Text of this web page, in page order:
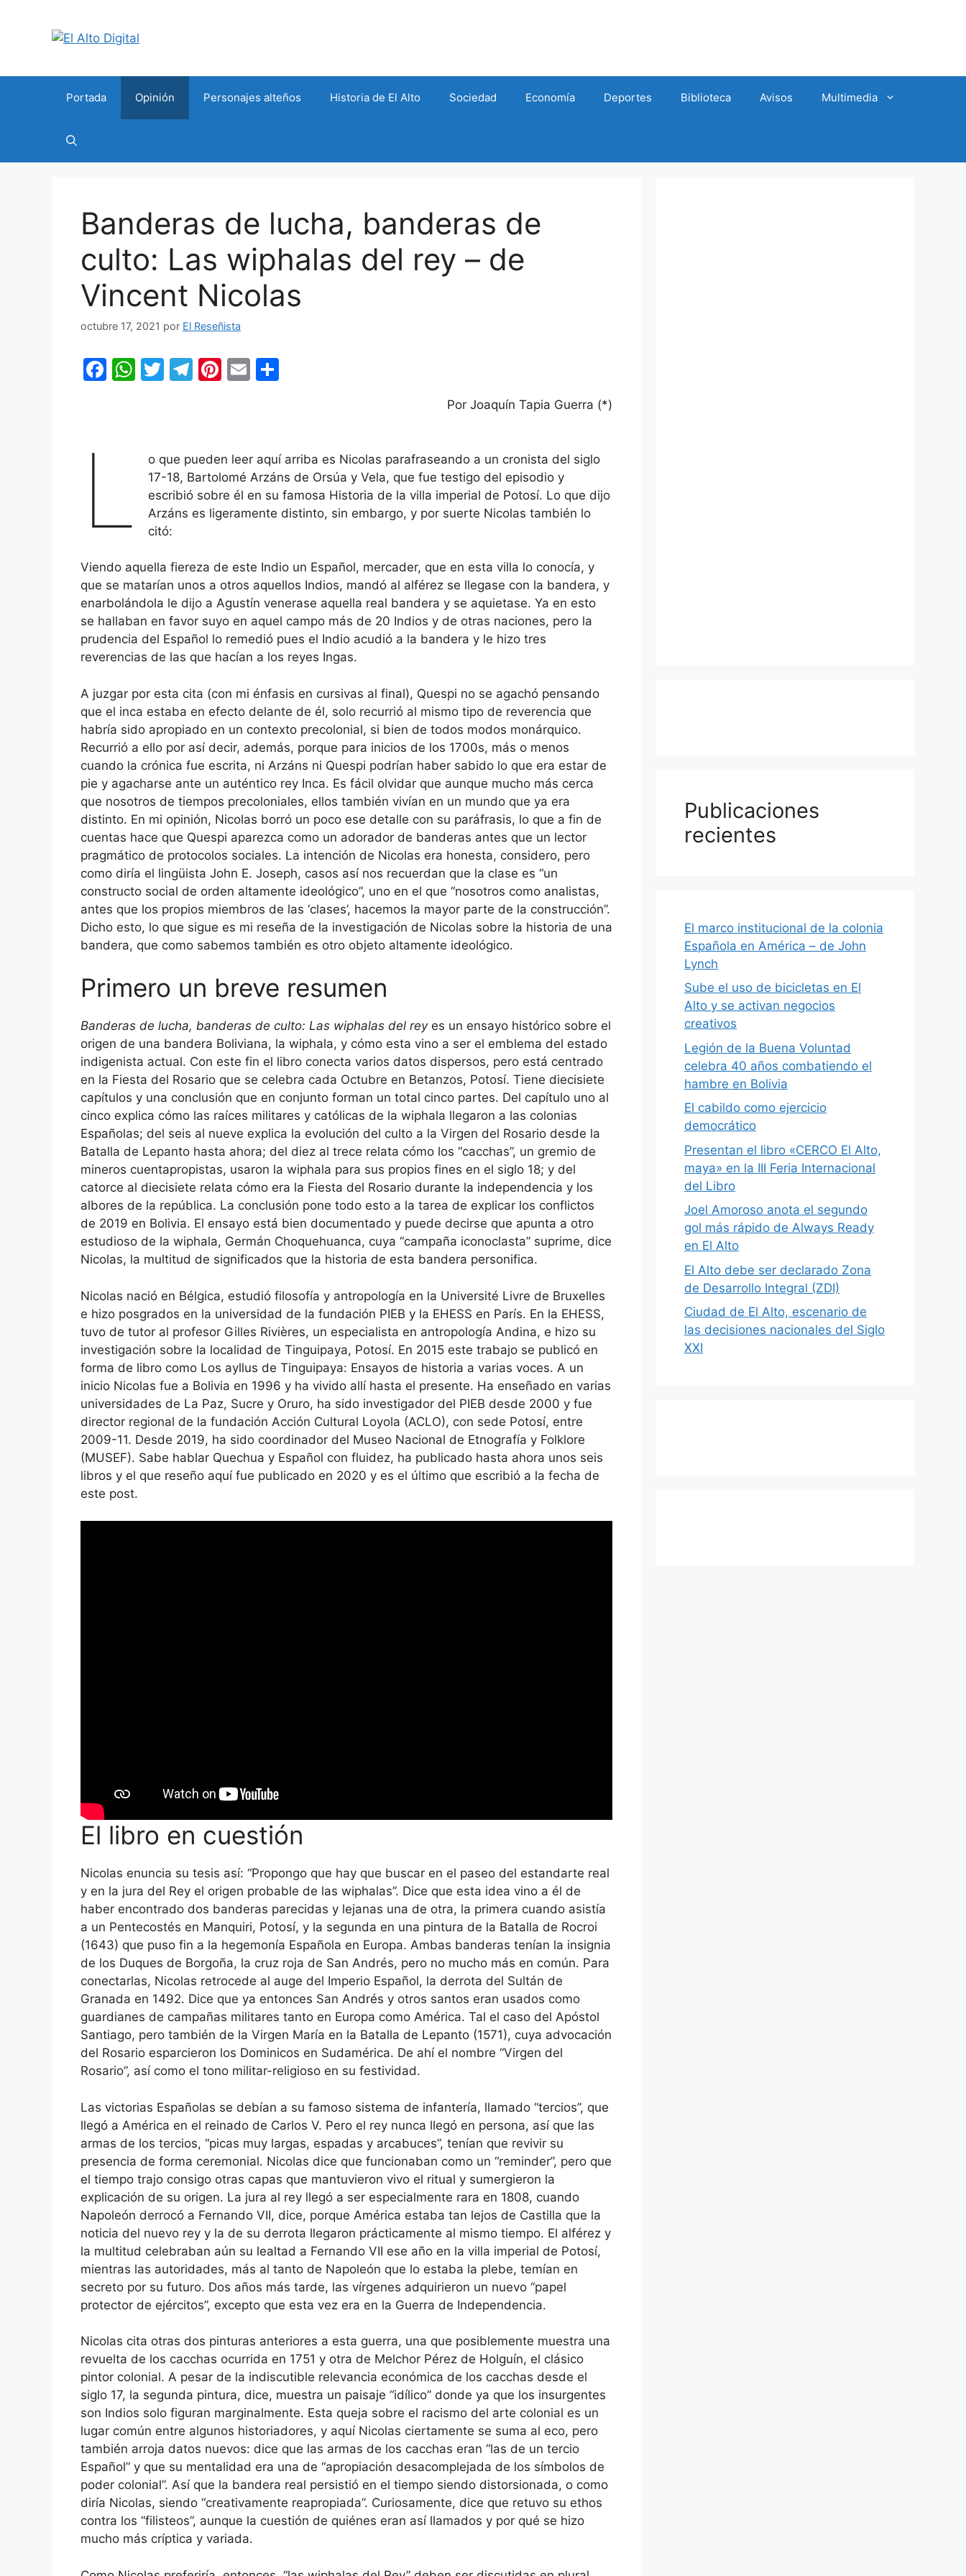
contenido
Portada Opinión Personajes alteños Historia de El Alto Sociedad Economía Deportes Biblioteca Avisos Multimedia
Banderas de lucha, banderas de
culto: Las wiphalas del rey – de
Vincent Nicolas
octubre 17, 2021 por El Reseñista
F
k
W
A
p
p
T
T
a
m
Pi
st
E
ar
tir
Por Joaquín Tapia Guerra (*)
L
o que pueden leer aquí arriba es Nicolas parafraseando a un cronista del siglo
17-18, Bartolomé Arzáns de Orsúa y Vela, que fue testigo del episodio y
escribió sobre él en su famosa Historia de la villa imperial de Potosí. Lo que dijo
Arzáns es ligeramente distinto, sin embargo, y por suerte Nicolas también lo
citó:
Viendo aquella fiereza de este Indio un Español, mercader, que en esta villa lo conocía, y
que se matarían unos a otros aquellos Indios, mandó al alférez se llegase con la bandera, y
enarbolándola le dijo a Agustín venerase aquella real bandera y se aquietase. Ya en esto
se hallaban en favor suyo en aquel campo más de 20 Indios y de otras naciones, pero la
prudencia del Español lo remedió pues el Indio acudió a la bandera y le hizo tres
reverencias de las que hacían a los reyes Ingas.
A juzgar por esta cita (con mi énfasis en cursivas al final), Quespi no se agachó pensando
que el inca estaba en efecto delante de él, solo recurrió al mismo tipo de reverencia que
habría sido apropiado en un contexto precolonial, si bien de todos modos monárquico.
Recurrió a ello por así decir, además, porque para inicios de los 1700s, más o menos
cuando la crónica fue escrita, ni Arzáns ni Quespi podrían haber sabido lo que era estar de
pie y agacharse ante un auténtico rey Inca. Es fácil olvidar que aunque mucho más cerca
que nosotros de tiempos precoloniales, ellos también vivían en un mundo que ya era
distinto. En mi opinión, Nicolas borró un poco ese detalle con su paráfrasis, lo que a fin de
cuentas hace que Quespi aparezca como un adorador de banderas antes que un lector
pragmático de protocolos sociales. La intención de Nicolas era honesta, considero, pero
como diría el lingüista John E. Joseph, casos así nos recuerdan que la clase es “un
constructo social de orden altamente ideológico”, uno en el que “nosotros como analistas,
antes que los propios miembros de las ‘clases’, hacemos la mayor parte de la construcción”.
Dicho esto, lo que sigue es mi reseña de la investigación de Nicolas sobre la historia de una
bandera, que como sabemos también es otro objeto altamente ideológico.
Primero un breve resumen
Banderas de lucha, banderas de culto: Las wiphalas del reyes un ensayo histórico sobre el
origen de una bandera Boliviana, la wiphala, y cómo esta vino a ser el emblema del estado
indigenista actual. Con este fin el libro conecta varios datos dispersos, pero está centrado
en la Fiesta del Rosario que se celebra cada Octubre en Betanzos, Potosí. Tiene diecisiete
capítulos y una conclusión que en conjunto forman un total cinco partes. Del capítulo uno al
cinco explica cómo las raíces militares y católicas de la wiphala llegaron a las colonias
Españolas; del seis al nueve explica la evolución del culto a la Virgen del Rosario desde la
Batalla de Lepanto hasta ahora; del diez al trece relata cómo los “cacchas”, un gremio de
mineros cuentapropistas, usaron la wiphala para sus propios fines en el siglo 18; y del
catorce al diecisiete relata cómo era la Fiesta del Rosario durante la independencia y los
albores de la república. La conclusión pone todo esto a la tarea de explicar los conflictos
de 2019 en Bolivia. El ensayo está bien documentado y puede decirse que apunta a otro
estudioso de la wiphala, Germán Choquehuanca, cuya “campaña iconoclasta” suprime, dice
Nicolas, la multitud de significados que la historia de esta bandera personifica.
Nicolas nació en Bélgica, estudió filosofía y antropología en la Université Livre de Bruxelles
e hizo posgrados en la universidad de la fundación PIEB y la EHESS en París. En la EHESS,
tuvo de tutor al profesor Gilles Rivières, un especialista en antropología Andina, e hizo su
investigación sobre la localidad de Tinguipaya, Potosí. En 2015 este trabajo se publicó en
forma de libro como Los ayllus de Tinguipaya: Ensayos de historia a varias voces. A un
inicio Nicolas fue a Bolivia en 1996 y ha vivido allí hasta el presente. Ha enseñado en varias
universidades de La Paz, Sucre y Oruro, ha sido investigador del PIEB desde 2000 y fue
director regional de la fundación Acción Cultural Loyola (ACLO), con sede Potosí, entre
2009-11. Desde 2019, ha sido coordinador del Museo Nacional de Etnografía y Folklore
(MUSEF). Sabe hablar Quechua y Español con fluidez, ha publicado hasta ahora unos seis
libros y el que reseño aquí fue publicado en 2020 y es el último que escribió a la fecha de
este post.
El libro en cuestión
Nicolas enuncia su tesis así: “Propongo que hay que buscar en el paseo del estandarte real
y en la jura del Rey el origen probable de las wiphalas”. Dice que esta idea vino a él de
haber encontrado dos banderas parecidas y lejanas una de otra, la primera cuando asistía
a un Pentecostés en Manquiri, Potosí, y la segunda en una pintura de la Batalla de Rocroi
(1643) que puso fin a la hegemonía Española en Europa. Ambas banderas tenían la insignia
de los Duques de Borgoña, la cruz roja de San Andrés, pero no mucho más en común. Para
conectarlas, Nicolas retrocede al auge del Imperio Español, la derrota del Sultán de
Granada en 1492. Dice que ya entonces San Andrés y otros santos eran usados como
guardianes de campañas militares tanto en Europa como América. Tal el caso del Apóstol
Santiago, pero también de la Virgen María en la Batalla de Lepanto (1571), cuya advocación
del Rosario esparcieron los Dominicos en Sudamérica. De ahí el nombre “Virgen del
Rosario”, así como el tono militar-religioso en su festividad.
Las victorias Españolas se debían a su famoso sistema de infantería, llamado “tercios”, que
llegó a América en el reinado de Carlos V. Pero el rey nunca llegó en persona, así que las
armas de los tercios, “picas muy largas, espadas y arcabuces”, tenían que revivir su
presencia de forma ceremonial. Nicolas dice que funcionaban como un “reminder”, pero que
el tiempo trajo consigo otras capas que mantuvieron vivo el ritual y sumergieron la
explicación de su origen. La jura al rey llegó a ser especialmente rara en 1808, cuando
Napoleón derrocó a Fernando VII, dice, porque América estaba tan lejos de Castilla que la
noticia del nuevo rey y la de su derrota llegaron prácticamente al mismo tiempo. El alférez y
la multitud celebraban aún su lealtad a Fernando VII ese año en la villa imperial de Potosí,
mientras las autoridades, más al tanto de Napoleón que lo estaba la plebe, temían en
secreto por su futuro. Dos años más tarde, las vírgenes adquirieron un nuevo “papel
protector de ejércitos”, excepto que esta vez era en la Guerra de Independencia.
Nicolas cita otras dos pinturas anteriores a esta guerra, una que posiblemente muestra una
revuelta de los cacchas ocurrida en 1751 y otra de Melchor Pérez de Holguín, el clásico
pintor colonial. A pesar de la indiscutible relevancia económica de los cacchas desde el
siglo 17, la segunda pintura, dice, muestra un paisaje “idílico” donde ya que los insurgentes
son Indios solo figuran marginalmente. Esta queja sobre el racismo del arte colonial es un
lugar común entre algunos historiadores, y aquí Nicolas ciertamente se suma al eco, pero
también arroja datos nuevos: dice que las armas de los cacchas eran “las de un tercio
Español” y que su mentalidad era una de “apropiación desacomplejada de los símbolos de
poder colonial”. Así que la bandera real persistió en el tiempo siendo distorsionada, o como
diría Nicolas, siendo “creativamente reapropiada”. Curiosamente, dice que retuvo su ethos
contra los “filisteos”, aunque la cuestión de quiénes eran así llamados y por qué se hizo
mucho más críptica y variada.
Publicaciones
recientes
El marco institucional de la colonia
Española en América – de John
Lynch
Sube el uso de bicicletas en El
Alto y se activan negocios
creativos
Legión de la Buena Voluntad
celebra 40 años combatiendo el
hambre en Bolivia
El cabildo como ejercicio
democrático
Presentan el libro «CERCO El Alto,
maya» en la III Feria Internacional
del Libro
Joel Amoroso anota el segundo
gol más rápido de Always Ready
en El Alto
El Alto debe ser declarado Zona
de Desarrollo Integral (ZDI)
Ciudad de El Alto, escenario de
las decisiones nacionales del Siglo
XXI